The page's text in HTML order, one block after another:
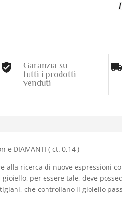
Garanzia su
tutti i prodotti
venduti
e DIAMANTI ( ct. 0,14 )
alla ricerca di nuove espressioni
per essere tale, deve
che controllano il gioiello